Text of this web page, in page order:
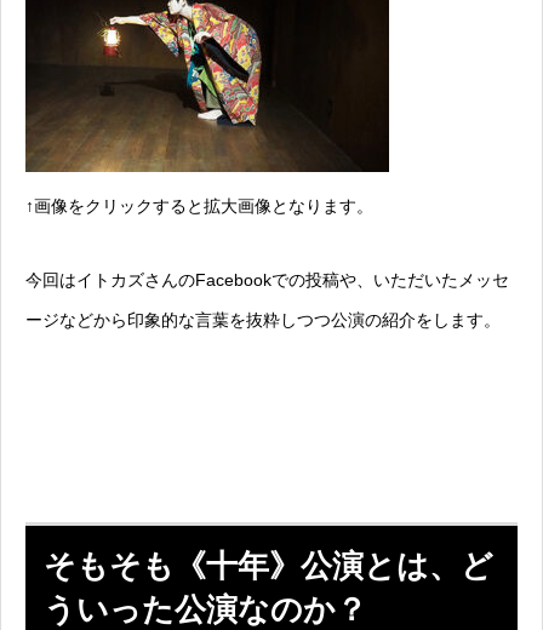
↑画像をクリックすると拡大画像となります。
今回はイトカズさんのFacebookでの投稿や、いただいたメッセ
ージなどから印象的な言葉を抜粋しつつ公演の紹介をします。
そもそも《十年》公演とは、ど
ういった公演なのか？